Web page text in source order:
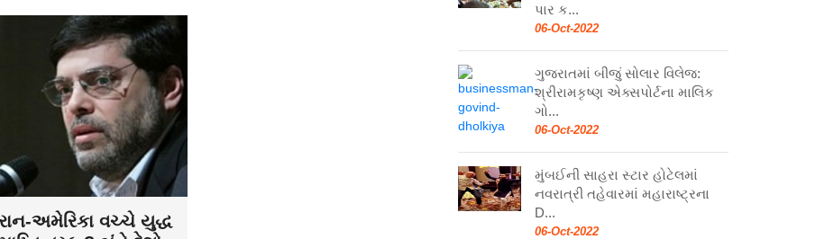
પાર ક...
06-Oct-2022
ગુજરાતમાં બીજું સોલાર વિલેજ:
શ્રીરામકૃષ્ણ એક્સપોર્ટના માલિક
ગો...
06-Oct-2022
મુંબઈની સાહરા સ્ટાર હોટેલમાં
નવરાત્રી તહેવારમાં મહારાષ્ટ્રના
D...
06-Oct-2022